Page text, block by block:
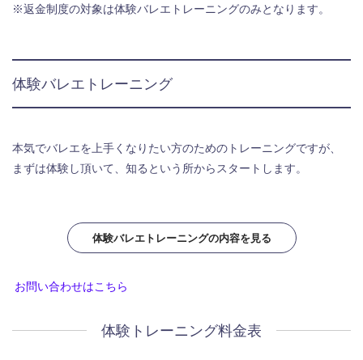
※返金制度の対象は体験バレエトレーニングのみとなります。
体験バレエトレーニング
本気でバレエを上手くなりたい方のためのトレーニングですが、
まずは体験し頂いて、知るという所からスタートします。
体験バレエトレーニングの内容を見る
お問い合わせはこちら
体験トレーニング料金表